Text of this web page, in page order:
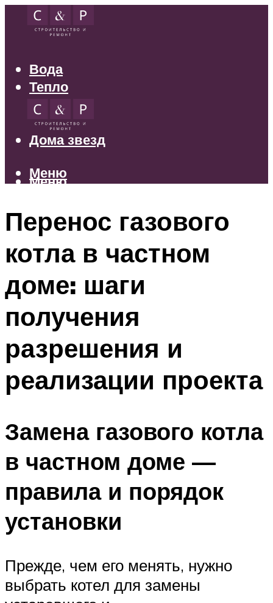
Вода
Тепло
Электрика
Свет
Дома звезд
Меню
Меню
Перенос газового
котла в частном
доме: шаги
получения
разрешения и
реализации проекта
Замена газового котла
в частном доме —
правила и порядок
установки
Прежде, чем его менять, нужно
выбрать котел для замены